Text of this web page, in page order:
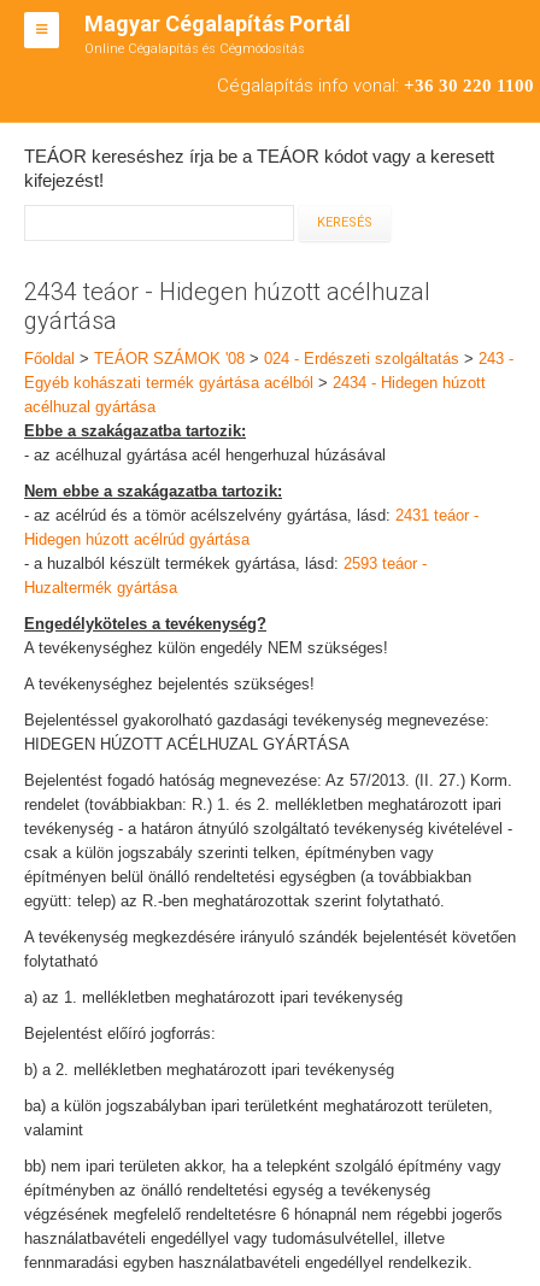
Magyar Cégalapítás Portál
Online Cégalapítás és Cégmódosítás
Cégalapítás info vonal: +36 30 220 1100
BT ALAPÍTÁS
RT ALAPÍTÁS
TEÁOR SZÁMOK '08
KAPCSOLAT
TEÁOR kereséshez írja be a TEÁOR kódot vagy a keresett
kifejezést!
2434 teáor - Hidegen húzott acélhuzal
gyártása
Főoldal > TEÁOR SZÁMOK '08 > 024 - Erdészeti szolgáltatás > 243 -
Egyéb kohászati termék gyártása acélból > 2434 - Hidegen húzott
acélhuzal gyártása
Ebbe a szakágazatba tartozik:
- az acélhuzal gyártása acél hengerhuzal húzásával
Nem ebbe a szakágazatba tartozik:
- az acélrúd és a tömör acélszelvény gyártása, lásd: 2431 teáor -
Hidegen húzott acélrúd gyártása
- a huzalból készült termékek gyártása, lásd: 2593 teáor -
Huzaltermék gyártása
Engedélyköteles a tevékenység?
A tevékenységhez külön engedély NEM szükséges!
A tevékenységhez bejelentés szükséges!
Bejelentéssel gyakorolható gazdasági tevékenység megnevezése:
HIDEGEN HÚZOTT ACÉLHUZAL GYÁRTÁSA
Bejelentést fogadó hatóság megnevezése: Az 57/2013. (II. 27.) Korm.
rendelet (továbbiakban: R.) 1. és 2. mellékletben meghatározott ipari
tevékenység - a határon átnyúló szolgáltató tevékenység kivételével -
csak a külön jogszabály szerinti telken, építményben vagy
építményen belül önálló rendeltetési egységben (a továbbiakban
együtt: telep) az R.-ben meghatározottak szerint folytatható.
A tevékenység megkezdésére irányuló szándék bejelentését követően
folytatható
a) az 1. mellékletben meghatározott ipari tevékenység
Bejelentést előíró jogforrás:
b) a 2. mellékletben meghatározott ipari tevékenység
ba) a külön jogszabályban ipari területként meghatározott területen,
valamint
bb) nem ipari területen akkor, ha a telepként szolgáló építmény vagy
építményben az önálló rendeltetési egység a tevékenység
végzésének megfelelő rendeltetésre 6 hónapnál nem régebbi jogerős
használatbavételi engedéllyel vagy tudomásulvétellel, illetve
fennmaradási egyben használatbavételi engedéllyel rendelkezik.